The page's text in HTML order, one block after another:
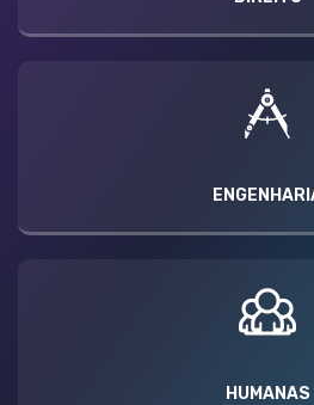
HUMANAS